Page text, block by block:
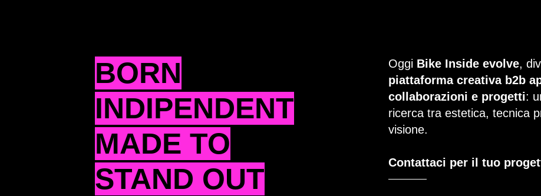
BORN
INDIPENDENT
MADE TO
STAND OUT
Oggi Bike Inside evolve,
piattaforma creativa b2b
collaborazioni e progetti:
ricerca tra estetica, tecnica
visione.
Contattaci per il tuo